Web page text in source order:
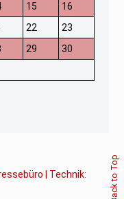
15
16
22
23
29
30
| Technik:
Back to Top